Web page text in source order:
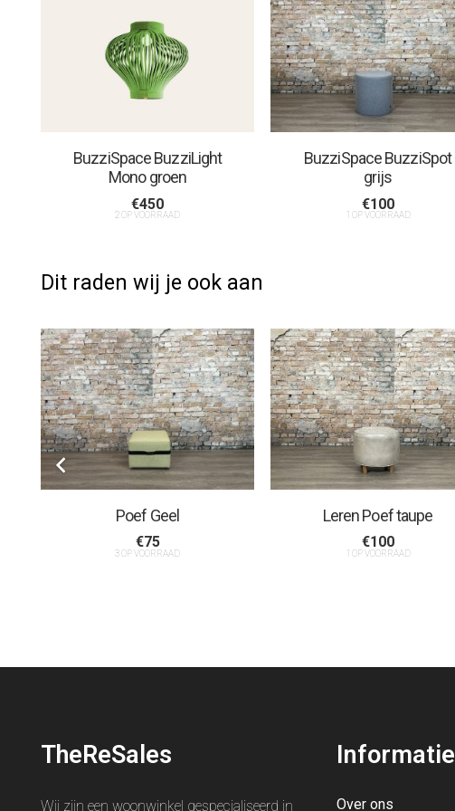
BuzziSpace BuzziLight
Mono groen
€450
2 OP VOORRAAD
BuzziSpace BuzziSpot
grijs
€100
1 OP VOORRAAD
Dit raden wij je ook aan
Poef Geel
€75
3 OP VOORRAAD
Leren Poef taupe
€100
1 OP VOORRAAD
TheReSales
Wij zijn een woonwinkel gespecialiseerd in
Informatie
Over ons